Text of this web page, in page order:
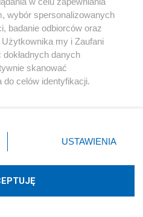
wybór spersonalizowanych
badanie odbiorców oraz
Użytkownika my i Zaufani
danych
skanować
celów identyfikacji.
ustawień prywatności
rogu strony
nie wymagają zgody
sprzeciwić się takiemu
USTAWIENIA